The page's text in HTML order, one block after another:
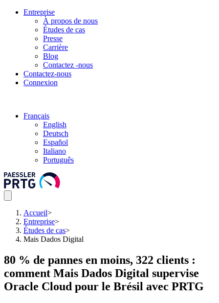
Entreprise
À propos de nous
Études de cas
Presse
Carrière
Blog
Contactez -nous
Contactez-nous
Connexion
Français
English
Deutsch
Español
Italiano
Português
Accueil>
Entreprise>
Études de cas>
Mais Dados Digital
80 % de pannes en moins, 322 clients :
comment Mais Dados Digital supervise
Oracle Cloud pour le Brésil avec PRTG